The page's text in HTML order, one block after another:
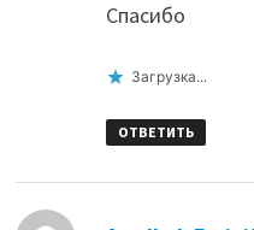
Спасибо
Загрузка...
ОТВЕТИТЬ